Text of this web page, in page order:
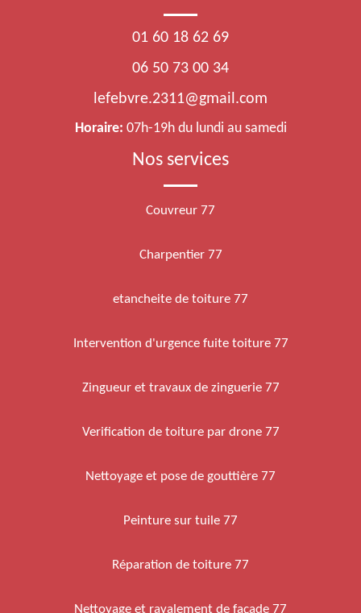
01 60 18 62 69
06 50 73 00 34
lefebvre.2311@gmail.com
Horaire: 07h-19h du lundi au samedi
Nos services
Couvreur 77
Charpentier 77
etancheite de toiture 77
Intervention d'urgence fuite toiture 77
Zingueur et travaux de zinguerie 77
Verification de toiture par drone 77
Nettoyage et pose de gouttière 77
Peinture sur tuile 77
Réparation de toiture 77
Nettoyage et ravalement de façade 77